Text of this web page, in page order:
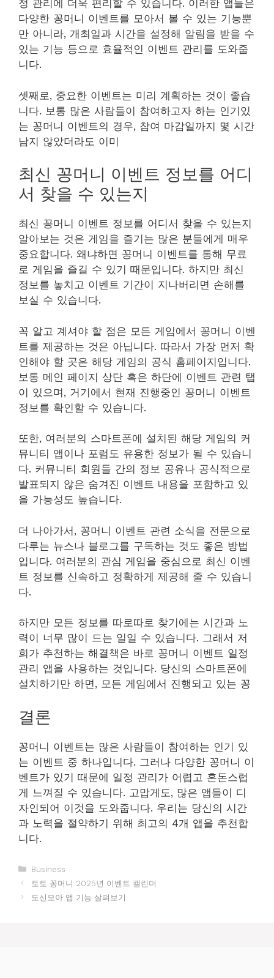
정 관리에 더욱 편리할 수 있습니다. 이러한 앱들은
다양한 꽁머니 이벤트를 모아서 볼 수 있는 기능뿐
만 아니라, 개최일과 시간을 설정해 알림을 받을 수
있는 기능 등으로 효율적인 이벤트 관리를 도와줍
니다.
셋째로, 중요한 이벤트는 미리 계획하는 것이 좋습
니다. 보통 많은 사람들이 참여하고자 하는 인기있
는 꽁머니 이벤트의 경우, 참여 마감일까지 몇 시간
남지 않았더라도 이미
최신 꽁머니 이벤트 정보를 어디
서 찾을 수 있는지
최신 꽁머니 이벤트 정보를 어디서 찾을 수 있는지
알아보는 것은 게임을 즐기는 많은 분들에게 매우
중요합니다. 왜냐하면 꽁머니 이벤트를 통해 무료
로 게임을 즐길 수 있기 때문입니다. 하지만 최신
정보를 놓치고 이벤트 기간이 지나버리면 손해를
보실 수 있습니다.
꼭 알고 계셔야 할 점은 모든 게임에서 꽁머니 이벤
트를 제공하는 것은 아닙니다. 따라서 가장 먼저 확
인해야 할 곳은 해당 게임의 공식 홈페이지입니다.
보통 메인 페이지 상단 혹은 하단에 이벤트 관련 탭
이 있으며, 거기에서 현재 진행중인 꽁머니 이벤트
정보를 확인할 수 있습니다.
또한, 여러분의 스마트폰에 설치된 해당 게임의 커
뮤니티 앱이나 포럼도 유용한 정보가 될 수 있습니
다. 커뮤니티 회원들 간의 정보 공유나 공식적으로
발표되지 않은 숨겨진 이벤트 내용을 포함하고 있
을 가능성도 높습니다.
더 나아가서, 꽁머니 이벤트 관련 소식을 전문으로
다루는 뉴스나 블로그를 구독하는 것도 좋은 방법
입니다. 여러분의 관심 게임을 중심으로 최신 이벤
트 정보를 신속하고 정확하게 제공해 줄 수 있습니
다.
하지만 모든 정보를 따로따로 찾기에는 시간과 노
력이 너무 많이 드는 일일 수 있습니다. 그래서 저
희가 추천하는 해결책은 바로 꽁머니 이벤트 일정
관리 앱을 사용하는 것입니다. 당신의 스마트폰에
설치하기만 하면, 모든 게임에서 진행되고 있는 꽁
결론
꽁머니 이벤트는 많은 사람들이 참여하는 인기 있
는 이벤트 중 하나입니다. 그러나 다양한 꽁머니 이
벤트가 있기 때문에 일정 관리가 어렵고 혼돈스럽
게 느껴질 수 있습니다. 고맙게도, 많은 앱들이 디
자인되어 이것을 도와줍니다. 우리는 당신의 시간
과 노력을 절약하기 위해 최고의 4개 앱을 추천합
니다.
카
테
리
Business
토토 꽁머니 2025년 이벤트 캘린더
도신모아 앱 기능 살펴보기